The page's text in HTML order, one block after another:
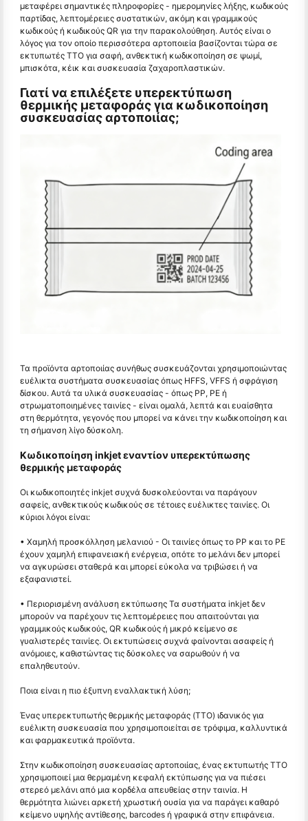
μεταφέρει σημαντικές πληροφορίες - ημερομηνίες λήξης, κωδικούς
παρτίδας, λεπτομέρειες συστατικών, ακόμη και γραμμικούς
κωδικούς ή κωδικούς QR για την παρακολούθηση. Αυτός είναι ο
λόγος για τον οποίο περισσότερα αρτοποιεία βασίζονται τώρα σε
εκτυπωτές TTO για σαφή, ανθεκτική κωδικοποίηση σε ψωμί,
μπισκότα, κέικ και συσκευασία ζαχαροπλαστικών.
Γιατί να επιλέξετε υπερεκτύπωση
θερμικής μεταφοράς για κωδικοποίηση
συσκευασίας αρτοποιίας;
Τα προϊόντα αρτοποιίας συνήθως συσκευάζονται χρησιμοποιώντας
ευέλικτα συστήματα συσκευασίας όπως HFFS, VFFS ή σφράγιση
δίσκου. Αυτά τα υλικά συσκευασίας - όπως PP, PE ή
στρωματοποιημένες ταινίες - είναι ομαλά, λεπτά και ευαίσθητα
στη θερμότητα, γεγονός που μπορεί να κάνει την κωδικοποίηση και
τη σήμανση λίγο δύσκολη.
Κωδικοποίηση inkjet εναντίον υπερεκτύπωσης
θερμικής μεταφοράς
Οι κωδικοποιητές inkjet συχνά δυσκολεύονται να παράγουν
σαφείς, ανθεκτικούς κωδικούς σε τέτοιες ευέλικτες ταινίες. Οι
κύριοι λόγοι είναι:
• Χαμηλή προσκόλληση μελανιού - Οι ταινίες όπως το PP και το PE
έχουν χαμηλή επιφανειακή ενέργεια, οπότε το μελάνι δεν μπορεί
να αγκυρώσει σταθερά και μπορεί εύκολα να τριβώσει ή να
εξαφανιστεί.
• Περιορισμένη ανάλυση εκτύπωσης Τα συστήματα inkjet δεν
μπορούν να παρέχουν τις λεπτομέρειες που απαιτούνται για
γραμμικούς κωδικούς, QR κωδικούς ή μικρό κείμενο σε
γυαλιστερές ταινίες. Οι εκτυπώσεις συχνά φαίνονται ασαφείς ή
ανόμοιες, καθιστώντας τις δύσκολες να σαρωθούν ή να
επαληθευτούν.
Ποια είναι η πιο έξυπνη εναλλακτική λύση;
Ένας υπερεκτυπωτής θερμικής μεταφοράς (TTO) ιδανικός για
ευέλικτη συσκευασία που χρησιμοποιείται σε τρόφιμα, καλλυντικά
και φαρμακευτικά προϊόντα.
Στην κωδικοποίηση συσκευασίας αρτοποιίας, ένας εκτυπωτής TTO
χρησιμοποιεί μια θερμαμένη κεφαλή εκτύπωσης για να πιέσει
στερεό μελάνι από μια κορδέλα απευθείας στην ταινία. Η
θερμότητα λιώνει αρκετή χρωστική ουσία για να παράγει καθαρό
κείμενο υψηλής αντίθεσης, barcodes ή γραφικά στην επιφάνεια.